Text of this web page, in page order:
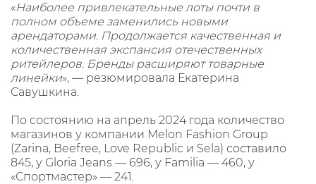
«Наиболее привлекательные лоты почти в
полном объеме заменились новыми
арендаторами. Продолжается качественная и
количественная экспансия отечественных
ритейлеров. Бренды расширяют товарные
линейки», — резюмировала Екатерина
Савушкина.
По состоянию на апрель 2024 года количество
магазинов у компании Melon Fashion Group
(Zarina, Beefree, Love Republic и Sela) составило
845, у Gloria Jeans — 696, у Familia — 460, у
«Спортмастер» — 241.